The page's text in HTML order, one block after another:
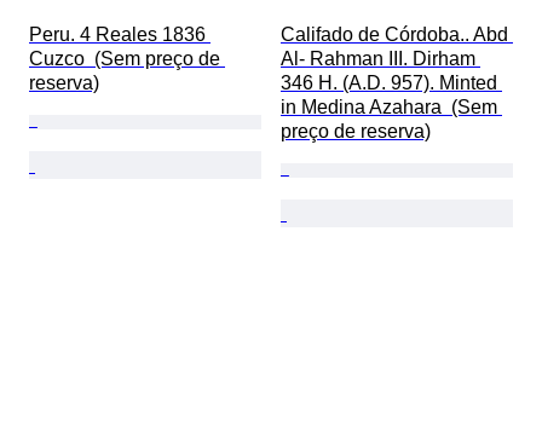
Peru. 4 Reales 1836
Cuzco  (Sem preço de
reserva)
Califado de Córdoba.. Abd
Al- Rahman III. Dirham
346 H. (A.D. 957). Minted
in Medina Azahara  (Sem
preço de reserva)